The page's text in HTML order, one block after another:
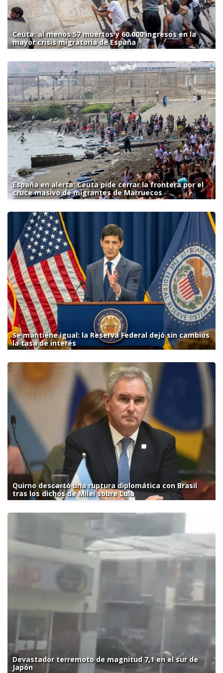
Ceuta: al menos 57 muertos y 60.000 ingresos en la
mayor crisis migratoria de España
España en alerta: Ceuta pide cerrar la frontera por el
cruce masivo de migrantes de Marruecos
Se mantiene igual: la Reserva Federal dejó sin cambios
la tasa de interés
Quirno descartó una ruptura diplomática con Brasil
tras los dichos de Milei sobre Lula
Devastador terremoto de magnitud 7,1 en el sur de
Japón